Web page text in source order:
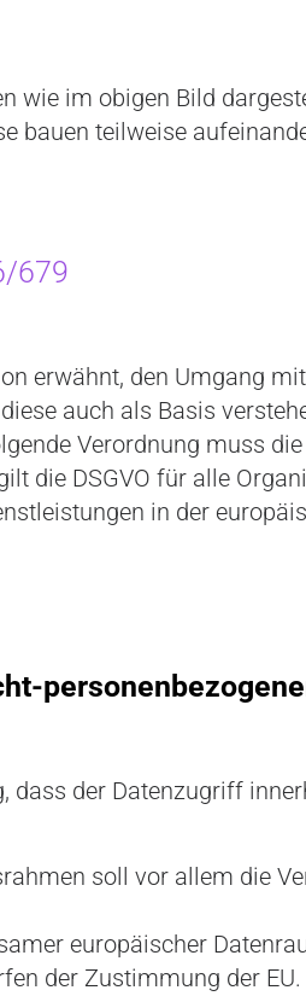
wie im obigen Bild
bauen teilweise
679
erwähnt, den Umgang
auch als Basis
Verordnung muss
die DSGVO für alle
in der
der Datenzugriff
soll vor allem die
europäischer
der Zustimmung der EU.